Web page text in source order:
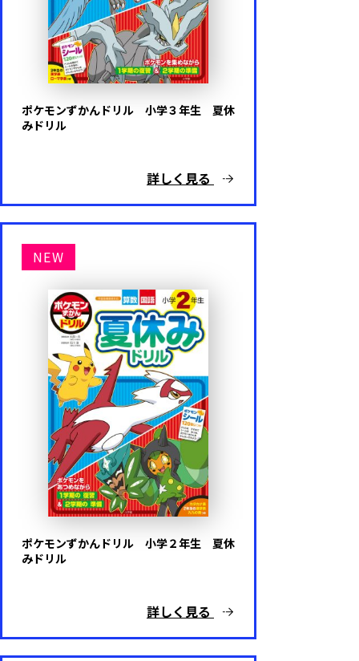
きかんしゃトーマス
おさるのジョージ
その他キャラクター・ゲーム
はじめてのおけいこ
陰山メソッド
陰山メソッドｆｏｒキッズ
算数と国語を同時に伸ばすパズル
ドラえもん はじめてのシリーズ
ポケモンずかんドリル
ポケモンずかんドリル 小学３年生 夏休
みドリル
詳しく見る
NEW
ポケモンずかんドリル 小学２年生 夏休
みドリル
詳しく見る